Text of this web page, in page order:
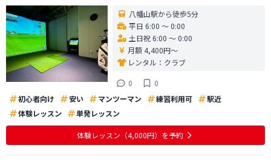
八幡山駅から徒歩5分
平日 6:00 〜 0:00
土日祝 6:00 〜 0:00
月額 4,400円〜
レンタル： クラブ
0
0
初心者向け
安い マンツーマン 練習利用可
駅近
体験レッスン
単発レッスン
体験レッスン （4,000円） を予約